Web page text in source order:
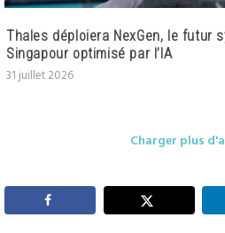
Thales déploiera NexGen, le futur
Singapour optimisé par l’IA
31 juillet 2026
Charger plus